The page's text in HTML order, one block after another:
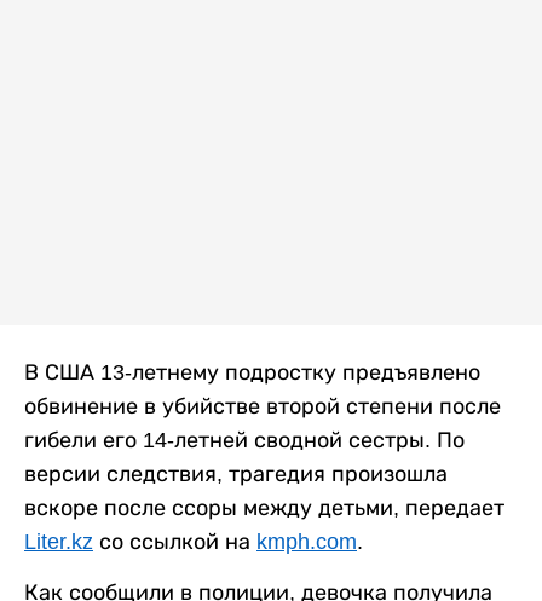
В США 13-летнему подростку предъявлено
обвинение в убийстве второй степени после
гибели его 14-летней сводной сестры. По
версии следствия, трагедия произошла
вскоре после ссоры между детьми, передает
Liter.kz со ссылкой на kmph.com.
Как сообщили в полиции, девочка получила